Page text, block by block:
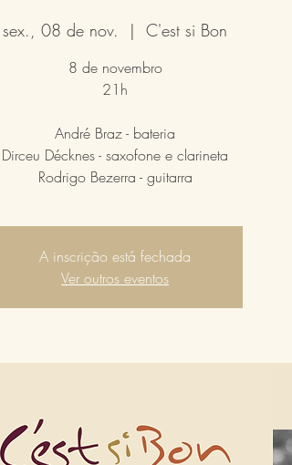
sex., 08 de nov.
  |
C'est si Bon
8 de novembro
21h
André Braz - bateria
Dirceu Décknes - saxofone e clarineta
A inscrição está fechada
Ver outros eventos